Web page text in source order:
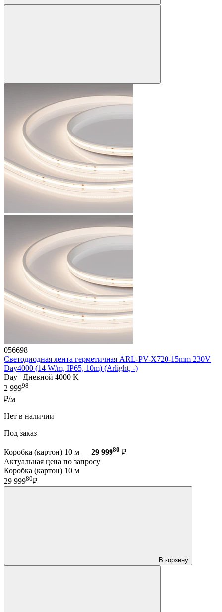
056698
Светодиодная лента герметичная ARL-PV-X720-15mm 230V
Day4000 (14 W/m, IP65, 10m) (Arlight, -)
Day | Дневной 4000 K
2 99998
₽/м
Нет в наличии
Под заказ
Коробка (картон) 10 м — 29 99980 ₽
Актуальная цена по запросу
Коробка (картон) 10 м
29 99980₽
В корзину